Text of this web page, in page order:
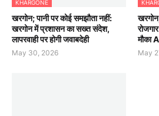
KHARGONE
खरगोन; पानी पर कोई समझौता नहीं:
खरगोन में प्रशासन का सख्त संदेश,
लापरवाही पर होगी जवाबदेही
May 30, 2026
मौका
May